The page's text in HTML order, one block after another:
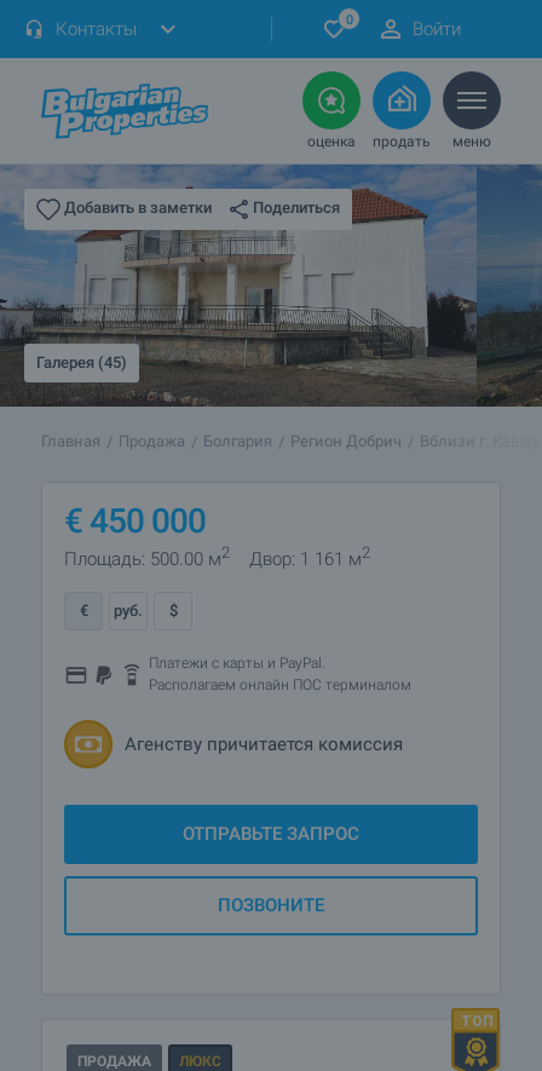
Контакты 0 Войти
оценка продать меню
Добавить в заметки Поделиться
Галерея (45)
Главная Продажа Болгария Регион Добрич Вблизи г.
€450 000
Площадь: 500.00 м2 Двор: 1 161 м2
€ руб. $
Платежи с карты и PayPal.
Располагаем онлайн ПОС терминалом
Агенству причитается комиссия
ОТПРАВЬТЕ ЗАПРОС
ПОЗВОНИТЕ
ПРОДАЖА ЛЮКС